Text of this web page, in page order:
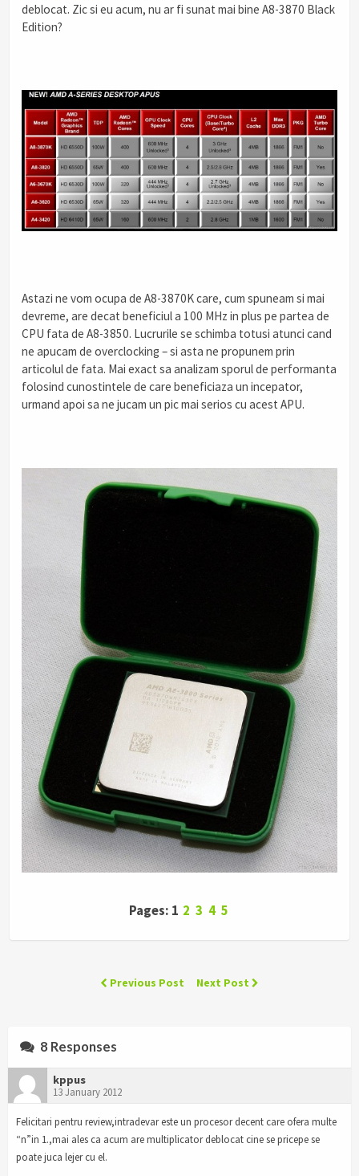
deblocat. Zic si eu acum, nu ar fi sunat mai bine A8-3870 Black
Edition?
Astazi ne vom ocupa de A8-3870K care, cum spuneam si mai
devreme, are decat beneficiul a 100 MHz in plus pe partea de
CPU fata de A8-3850. Lucrurile se schimba totusi atunci cand
ne apucam de overclocking – si asta ne propunem prin
articolul de fata. Mai exact sa analizam sporul de performanta
folosind cunostintele de care beneficiaza un incepator,
urmand apoi sa ne jucam un pic mai serios cu acest APU.
Pages: 1 2 3 4 5
Previous Post Next Post
8 Responses
kppus
13 January 2012
Felicitari pentru review,intradevar este un procesor decent care ofera multe
“n”in 1.,mai ales ca acum are multiplicator deblocat cine se pricepe se
poate juca lejer cu el.